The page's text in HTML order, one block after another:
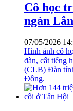
Cô học
ngàn
07/05/2026
Hình ảnh cô
đàn, cất tiếng
(CLB) Đàn
Đồng.